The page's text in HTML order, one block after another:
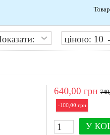
640,00 грн
-100,00 грн
У